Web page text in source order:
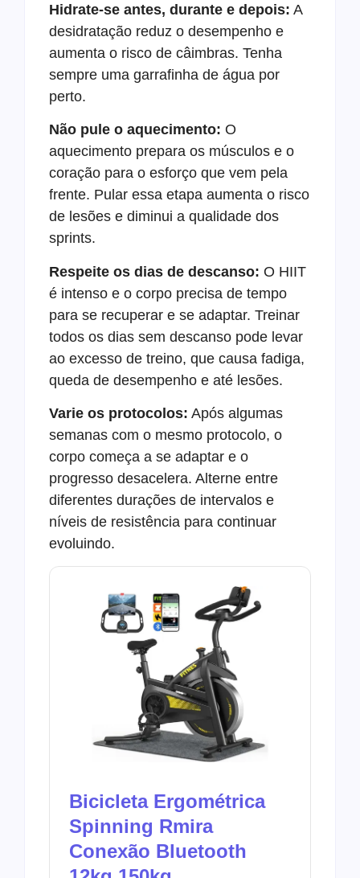
Hidrate-se antes, durante e depois: A
desidratação reduz o desempenho e
aumenta o risco de câimbras. Tenha
sempre uma garrafinha de água por
perto.
Não pule o aquecimento: O
aquecimento prepara os músculos e o
coração para o esforço que vem pela
frente. Pular essa etapa aumenta o risco
de lesões e diminui a qualidade dos
sprints.
Respeite os dias de descanso: O HIIT
é intenso e o corpo precisa de tempo
para se recuperar e se adaptar. Treinar
todos os dias sem descanso pode levar
ao excesso de treino, que causa fadiga,
queda de desempenho e até lesões.
Varie os protocolos: Após algumas
semanas com o mesmo protocolo, o
corpo começa a se adaptar e o
progresso desacelera. Alterne entre
diferentes durações de intervalos e
níveis de resistência para continuar
evoluindo.
Bicicleta Ergométrica
Spinning Rmira
Conexão Bluetooth